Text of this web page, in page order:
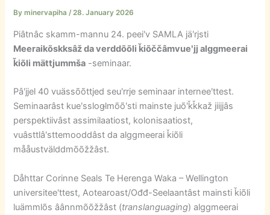
Byminervapiha/28. January 2026
Piâtnâc skamm-mannu 24. peeiʹv SAMLA jäʹrjsti
Meeraikõskksâž da verddõõli ǩiõččâmvueʹjj alggmeerai
ǩiõli mättjummša -seminaar.
Pâʹjjel 40 vuässõõttjed seuʹrrje seminaar interneeʹttest.
Seminaarâst kueʹssloǥlmõõʹsti mainste juõʹǩǩkaž jiijjâs
perspektiivâst assimilaatiost, kolonisaatiost,
vuâsttlâʹsttemooddâst da alggmeerai ǩiõli
mååustvälddmõõžžâst.
Dåhttar Corinne Seals Te Herenga Waka – Wellington
universiteeʹttest, Aotearoast/Ođđ-Seelaantâst mainsti ǩiõli
luämmlõs âânnmõõžžâst (translanguaging) alggmeerai